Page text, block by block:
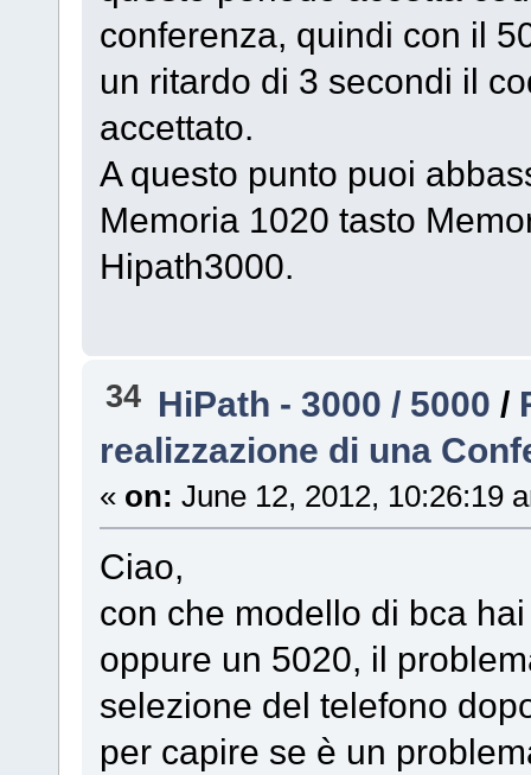
conferenza, quindi con il
un ritardo di 3 secondi il
accettato.
A questo punto puoi
Memoria 1020 tasto
Hipath3000.
34 HiPath - 3000 / 5000 /
realizzazione di una
« on: June 12, 2012, 10:26:19
Ciao,
con che modello di bca
oppure un 5020, il
selezione del telefono
per capire se è un